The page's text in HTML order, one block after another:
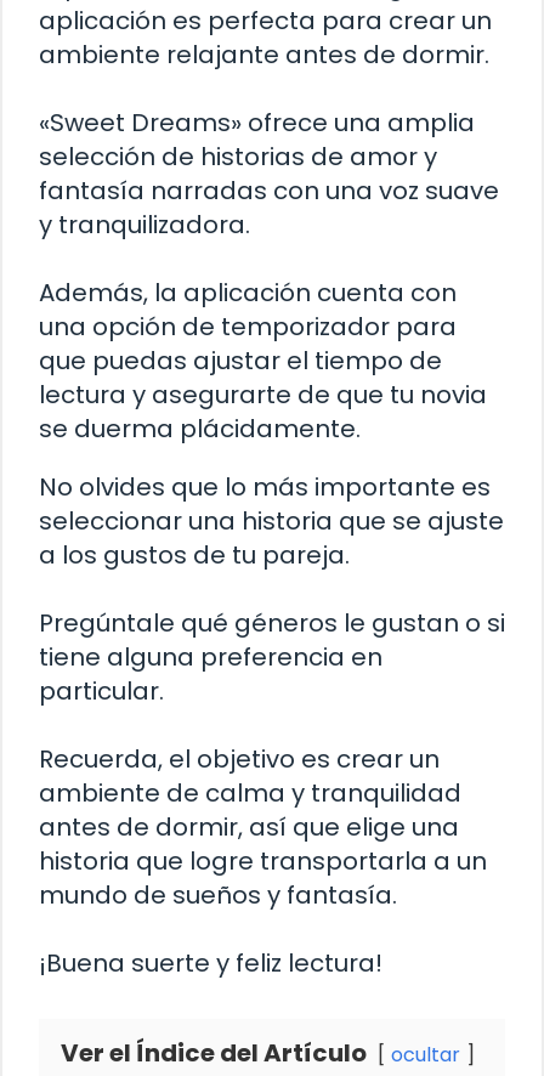
aplicación es perfecta para crear un
ambiente relajante antes de dormir.
«Sweet Dreams» ofrece una amplia
selección de historias de amor y
fantasía narradas con una voz suave
y tranquilizadora.
Además, la aplicación cuenta con
una opción de temporizador para
que puedas ajustar el tiempo de
lectura y asegurarte de que tu novia
se duerma plácidamente.
No olvides que lo más importante es
seleccionar una historia que se ajuste
a los gustos de tu pareja.
Pregúntale qué géneros le gustan o si
tiene alguna preferencia en
particular.
Recuerda, el objetivo es crear un
ambiente de calma y tranquilidad
antes de dormir, así que elige una
historia que logre transportarla a un
mundo de sueños y fantasía.
¡Buena suerte y feliz lectura!
Ver el Índice del Artículo ocultar